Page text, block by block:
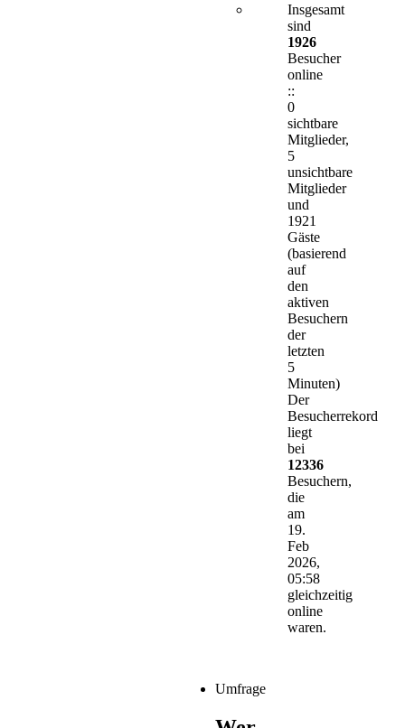
Insgesamt
sind
1926
Besucher
online
::
0
sichtbare
Mitglieder,
5
unsichtbare
Mitglieder
und
1921
Gäste
(basierend
auf
den
aktiven
Besuchern
der
letzten
5
Minuten)
Der
Besucherrekord
liegt
bei
12336
Besuchern,
die
am
19.
Feb
2026,
05:58
gleichzeitig
online
waren.
Umfrage